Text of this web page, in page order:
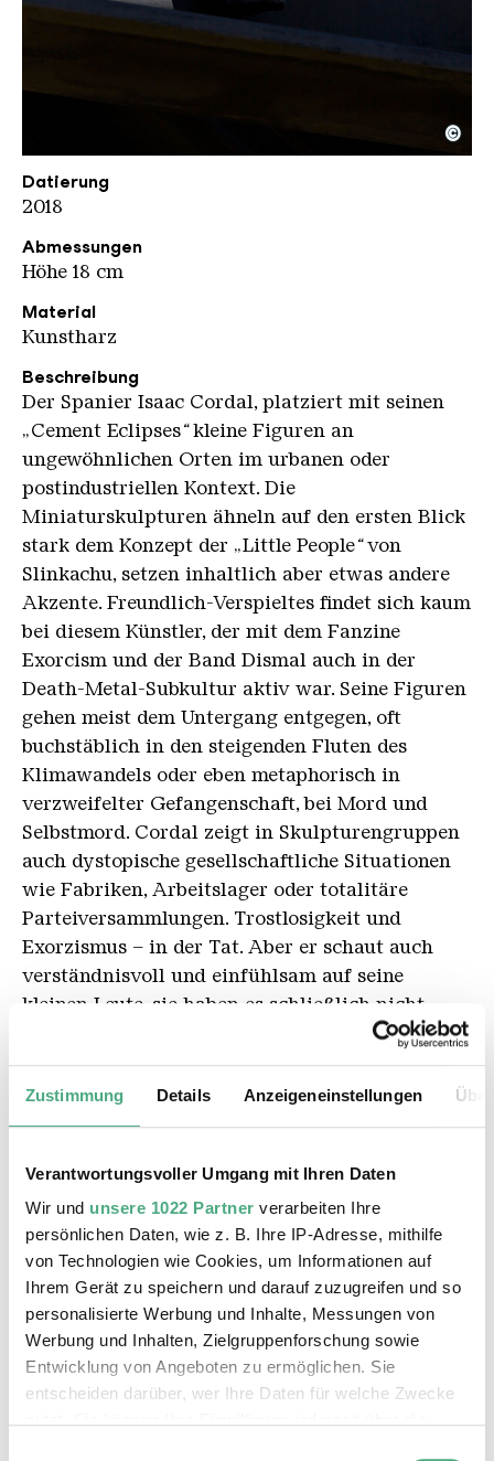
Zustimmung Details Anzeigeneinstellungen
Verantwortungsvoller Umgang mit Ihren Daten
Wir und unsere 1022 Partner verarbeiten Ihre
persönlichen Daten, wie z. B. Ihre IP-Adresse, mithilfe
von Technologien wie Cookies, um Informationen auf
Ihrem Gerät zu speichern und darauf zuzugreifen und so
personalisierte Werbung und Inhalte, Messungen von
Werbung und Inhalten, Zielgruppenforschung sowie
Entwicklung von Angeboten zu ermöglichen. Sie
entscheiden darüber, wer Ihre Daten für welche Zwecke
Cordal Isaac Eisentraeger
Copyright: Weltkulturerbe Völklinger Hütte / Hans
©
Datierung
2018
Abmessungen
Höhe 18 cm
Material
Kunstharz
Beschreibung
Der Spanier Isaac Cordal, platziert mit seinen
„Cement Eclipses“kleine Figuren an
ungewöhnlichen Orten im urbanen oder
postindustriellen Kontext. Die
Miniaturskulpturen ähneln auf den ersten Blick
stark dem Konzept der „Little People“von
Slinkachu, setzen inhaltlich aber etwas andere
Akzente. Freundlich-Verspieltes findet sich kaum
bei diesem Künstler, der mit dem Fanzine
Exorcism und der Band Dismal auch in der
Death-Metal-Subkultur aktiv war. Seine Figuren
gehen meist dem Untergang entgegen, oft
buchstäblich in den steigenden Fluten des
Klimawandels oder eben metaphorisch in
verzweifelter Gefangenschaft, bei Mord und
Selbstmord. Cordal zeigt in Skulpturengruppen
auch dystopische gesellschaftliche Situationen
wie Fabriken, Arbeitslager oder totalitäre
Parteiversammlungen. Trostlosigkeit und
Exorzismus – in der Tat. Aber er schaut auch
verständnisvoll und einfühlsam auf seine
kleinen Leute, sie haben es schließlich nicht
– Schlafwandler nennt er
sie, als Hinweis auf die Weigerung hinzuschauen
im Angesicht der drohenden Katastrophe.
Sleepwalker